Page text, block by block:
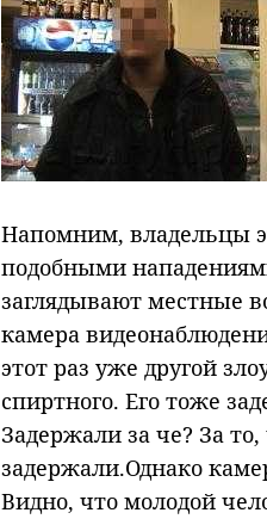
Напомним, владельцы
подобными
заглядывают местные
камера
этот раз уже другой
спиртного. Его тоже
Задержали за че? За
задержали.Однако
Видно, что молодой